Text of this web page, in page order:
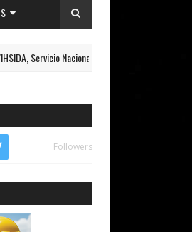
Nacional de Salud (SNS), UNFPA Y LA MESA
Followers